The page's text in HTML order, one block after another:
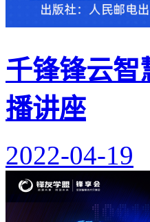
千锋锋云智
播讲座
2022-04-19